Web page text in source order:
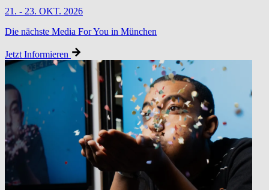
21. - 23. OKT. 2026
Die nächste Media For You in München
Jetzt Informieren